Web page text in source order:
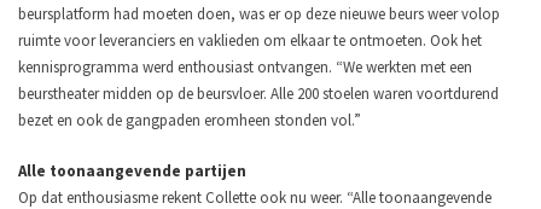
beursplatform had moeten doen, was er op deze nieuwe beurs weer volop
ruimte voor leveranciers en vaklieden om elkaar te ontmoeten. Ook het
kennisprogramma werd enthousiast ontvangen. “We werkten met een
beurstheater midden op de beursvloer. Alle 200 stoelen waren voortdurend
bezet en ook de gangpaden eromheen stonden vol.”
Alle toonaangevende partijen
Op dat enthousiasme rekent Collette ook nu weer. “Alle toonaangevende